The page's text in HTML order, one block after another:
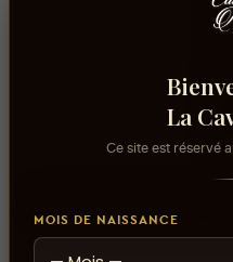
14,000 DT
La
Ce site est réservé
MOIS DE NAISSANCE